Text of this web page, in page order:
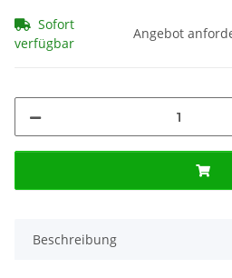
Sofort
verfügbar
Angebot
Beschreibung